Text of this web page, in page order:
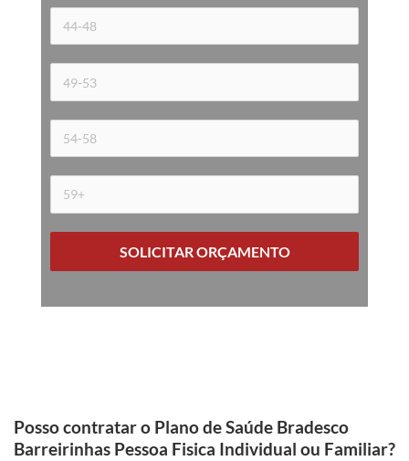
SOLICITAR ORÇAMENTO
Posso contratar o Plano de Saúde Bradesco
Barreirinhas Pessoa Fisica Individual ou Familiar?